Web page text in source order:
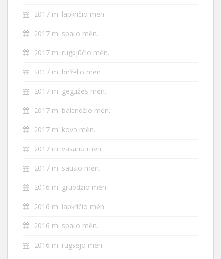
2017 m. lapkričio mėn.
2017 m. spalio mėn.
2017 m. rugpjūčio mėn.
2017 m. birželio mėn.
2017 m. gegužės mėn.
2017 m. balandžio mėn.
2017 m. kovo mėn.
2017 m. vasario mėn.
2017 m. sausio mėn.
2016 m. gruodžio mėn.
2016 m. lapkričio mėn.
2016 m. spalio mėn.
2016 m. rugsėjo mėn.